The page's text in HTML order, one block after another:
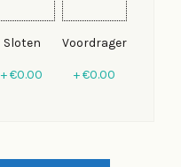
Sloten
+€0.00
Voordrager
+€0.00